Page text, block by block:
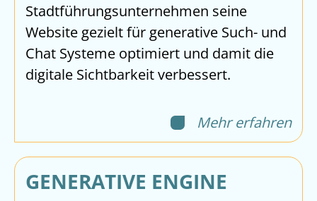
Stadtführungsunternehmen seine
Website gezielt für generative Such- und
Chat Systeme optimiert und damit die
digitale Sichtbarkeit verbessert.
Mehr erfahren
GENERATIVE ENGINE